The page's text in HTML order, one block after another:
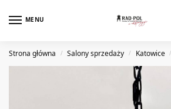
MENU
Strona główna / Salony sprzedaży / Katowice /